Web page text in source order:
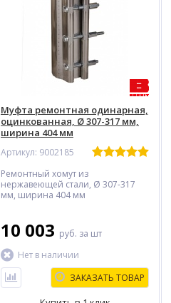
Муфта ремонтная одинарная,
оцинкованная, Ø 307-317 мм,
ширина 404 мм
Артикул: 9002185
Ремонтный хомут из
нержавеющей стали, Ø 307-317
мм, ширина 404 мм
10 003 руб. за шт
Нет в наличии
ЗАКАЗАТЬ ТОВАР